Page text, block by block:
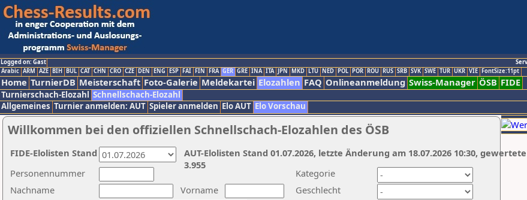
Logged on: Gast
Arabic ARM AZE BIH BUL CAT CHN CRO CZE DEN ENG ESP FAI FIN FRA GER GRE INA ITA JPN MKD LTU NED POL POR ROU RUS SRB SVK SWE TUR UKR VIE FontSize:11pt
Home TurnierDB Meisterschaft Foto-Galerie Meldekartei Elozahlen FAQ Onlineanmeldung Swiss-Manager ÖSB FIDE
Turnierschach-Elozahl Schnellschach-Elozahl
Allgemeines Turnier anmelden: AUT Spieler anmelden Elo AUT Elo Vorschau
Willkommen bei den offiziellen Schnellschach-Elozahlen des ÖSB
Nachname
Vorname
Kategorie
Personennummer
Geschlecht
AUT-Elolisten Stand 01.07.2026, letzte Änderung am 18.07.2026 10:30,
3.955
FIDE-Elolisten Stand